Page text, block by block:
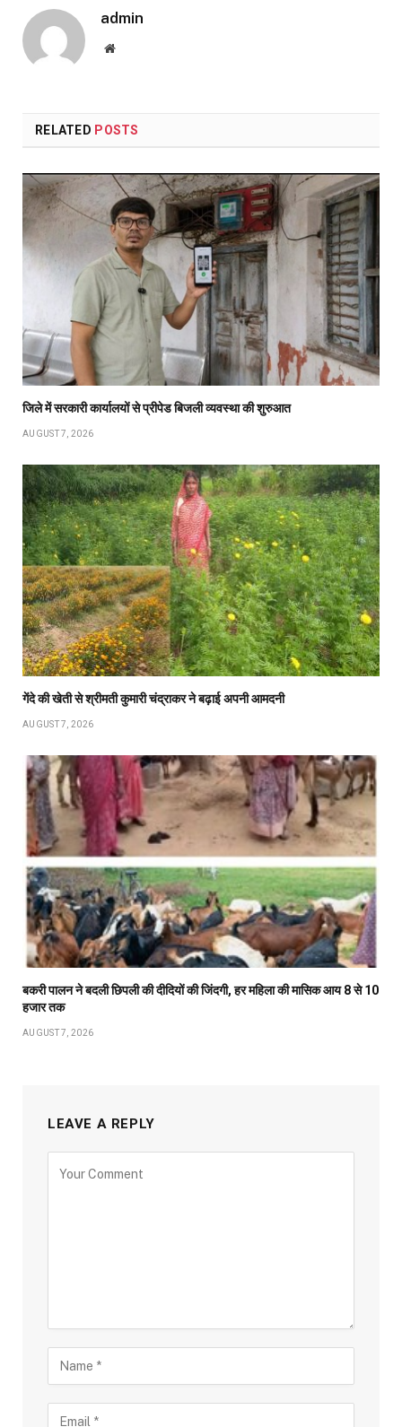
admin
Website
RELATED POSTS
जिले में सरकारी कार्यालयों से प्रीपेड बिजली व्यवस्था की शुरुआत
AUGUST 7, 2026
गेंदे की खेती से श्रीमती कुमारी चंद्राकर ने बढ़ाई अपनी आमदनी
AUGUST 7, 2026
बकरी पालन ने बदली छिपली की दीदियों की जिंदगी, हर महिला की मासिक आय 8 से 10
हजार तक
AUGUST 7, 2026
LEAVE A REPLY